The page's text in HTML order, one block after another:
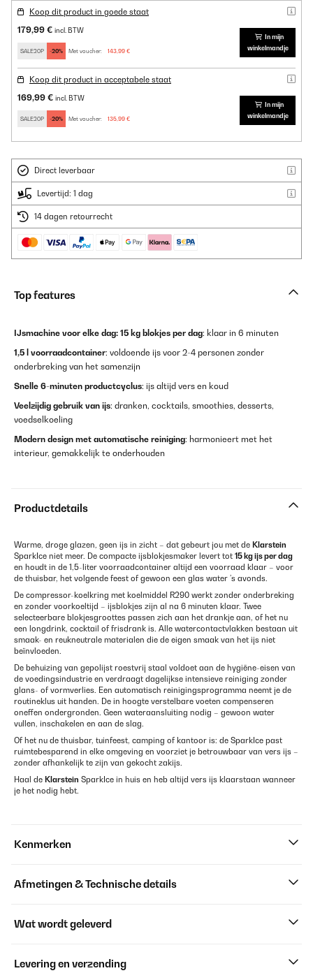
Koop dit product in goede staat
179,99 € incl. BTW
SALE20P -20% Met voucher: 143,99 €
In mijn
winkelmandje
Koop dit product in acceptabele staat
169,99 € incl. BTW
SALE20P -20% Met voucher: 135,99 €
In mijn
winkelmandje
Direct leverbaar
Levertijd: 1 dag
14 dagen retourrecht
Top features
IJsmachine voor elke dag: 15 kg blokjes per dag: klaar in 6 minuten
1,5 l voorraadcontainer: voldoende ijs voor 2-4 personen zonder
onderbreking van het samenzijn
Snelle 6-minuten productcyclus: ijs altijd vers en koud
Veelzijdig gebruik van ijs: dranken, cocktails, smoothies, desserts,
voedselkoeling
Modern design met automatische reiniging: harmonieert met het
interieur, gemakkelijk te onderhouden
Productdetails
Warme, droge glazen, geen ijs in zicht – dat gebeurt jou met de Klarstein
SparkIce niet meer. De compacte ijsblokjesmaker levert tot 15 kg ijs per dag
en houdt in de 1,5-liter voorraadcontainer altijd een voorraad klaar – voor
de thuisbar, het volgende feest of gewoon een glas water ’s avonds.
De compressor-koelkring met koelmiddel R290 werkt zonder onderbreking
en zonder voorkoeltijd – ijsblokjes zijn al na 6 minuten klaar. Twee
selecteerbare blokjesgroottes passen zich aan het drankje aan, of het nu
een longdrink, cocktail of frisdrank is. Alle watercontactvlakken bestaan uit
smaak- en reukneutrale materialen die de eigen smaak van het ijs niet
beïnvloeden.
De behuizing van gepolijst roestvrij staal voldoet aan de hygiëne-eisen van
de voedingsindustrie en verdraagt dagelijkse intensieve reiniging zonder
glans- of vormverlies. Een automatisch reinigingsprogramma neemt je de
routineklus uit handen. De in hoogte verstelbare voeten compenseren
oneffen ondergronden. Geen wateraansluiting nodig – gewoon water
vullen, inschakelen en aan de slag.
Of het nu de thuisbar, tuinfeest, camping of kantoor is: de SparkIce past
ruimtebesparend in elke omgeving en voorziet je betrouwbaar van vers ijs –
zonder afhankelijk te zijn van gekocht zakijs.
Haal de Klarstein SparkIce in huis en heb altijd vers ijs klaarstaan wanneer
je het nodig hebt.
Kenmerken
Afmetingen & Technische details
Wat wordt geleverd
Levering en verzending